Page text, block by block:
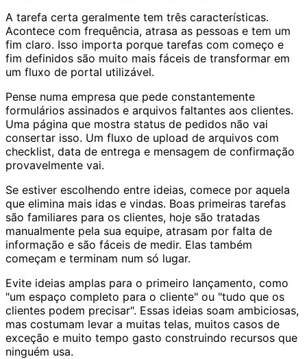
A tarefa certa geralmente tem três características.
Acontece com frequência, atrasa as pessoas e tem um
fim claro. Isso importa porque tarefas com começo e
fim definidos são muito mais fáceis de transformar em
um fluxo de portal utilizável.
Pense numa empresa que pede constantemente
formulários assinados e arquivos faltantes aos clientes.
Uma página que mostra status de pedidos não vai
consertar isso. Um fluxo de upload de arquivos com
checklist, data de entrega e mensagem de confirmação
provavelmente vai.
Se estiver escolhendo entre ideias, comece por aquela
que elimina mais idas e vindas. Boas primeiras tarefas
são familiares para os clientes, hoje são tratadas
manualmente pela sua equipe, atrasam por falta de
informação e são fáceis de medir. Elas também
começam e terminam num só lugar.
Evite ideias amplas para o primeiro lançamento, como
"um espaço completo para o cliente" ou "tudo que os
clientes podem precisar". Essas ideias soam ambiciosas,
mas costumam levar a muitas telas, muitos casos de
exceção e muito tempo gasto construindo recursos que
ninguém usa.